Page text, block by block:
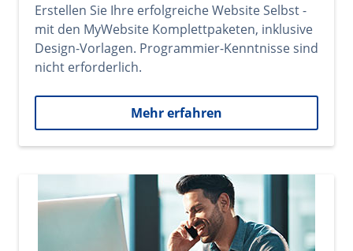
Erstellen Sie Ihre erfolgreiche Website Selbst -
mit den MyWebsite Komplettpaketen, inklusive
Design-Vorlagen. Programmier-Kenntnisse sind
nicht erforderlich.
Mehr erfahren